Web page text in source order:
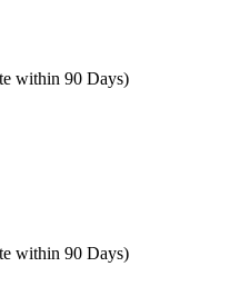
within 90 Days)
within 90 Days)